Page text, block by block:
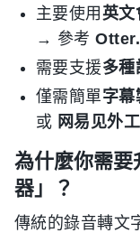
主要使用 英文
→ 參考
需要支援多種
僅需簡單字幕
或 网易见外
為什麼你需要
器」？
傳統的錄音轉文